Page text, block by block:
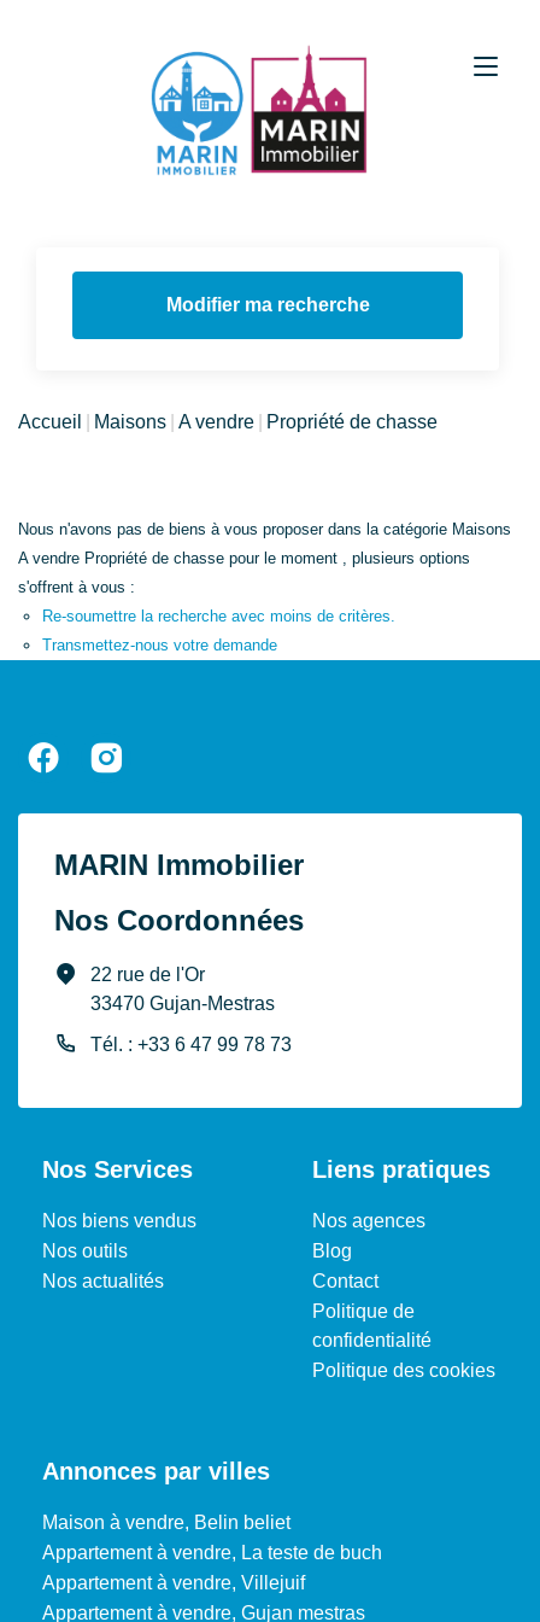
Modifier ma recherche
Accueil Maisons A vendre Propriété de chasse
Nous n'avons pas de biens à vous proposer dans la catégorie Maisons
A vendre Propriété de chasse pour le moment , plusieurs options
s'offrent à vous :
Re-soumettre la recherche avec moins de critères.
Transmettez-nous votre demande
MARIN Immobilier
Nos Coordonnées
22 rue de l'Or
33470 Gujan-Mestras
Tél. : +33 6 47 99 78 73
Nos Services
Nos biens vendus
Nos outils
Nos actualités
Liens pratiques
Nos agences
Blog
Contact
Politique de
confidentialité
Politique des cookies
Annonces par villes
Maison à vendre, Belin beliet
Appartement à vendre, La teste de buch
Appartement à vendre, Villejuif
Appartement à vendre, Gujan mestras